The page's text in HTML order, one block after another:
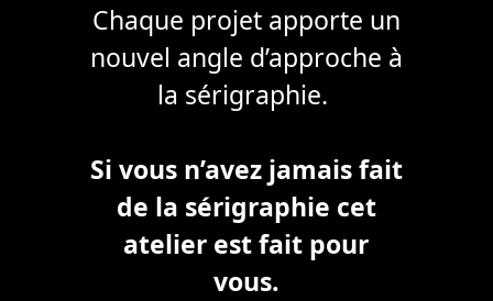
Chaque projet apporte un
nouvel angle d’approche à
la sérigraphie.
Si vous n’avez jamais fait
de la sérigraphie cet
atelier est fait pour
vous.